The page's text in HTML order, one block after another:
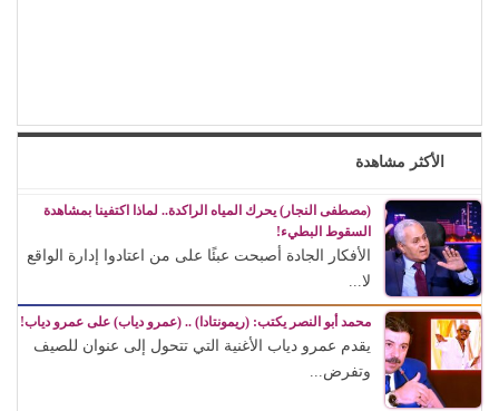
الأكثر مشاهدة
(مصطفى النجار) يحرك المياه الراكدة.. لماذا اكتفينا بمشاهدة
السقوط البطيء!
الأفكار الجادة أصبحت عبئًا على من اعتادوا إدارة الواقع
لا...
محمد أبو النصر يكتب: (ريمونتادا) .. (عمرو دياب) على عمرو دياب!
يقدم عمرو دياب الأغنية التي تتحول إلى عنوان للصيف
وتفرض...